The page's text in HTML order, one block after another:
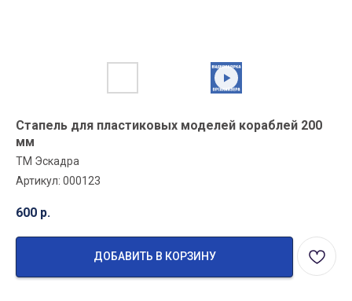
Стапель для пластиковых моделей кораблей 200
мм
ТМ Эскадра
Артикул: 000123
600 р.
ДОБАВИТЬ В КОРЗИНУ